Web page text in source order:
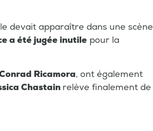
devait apparaître dans une scène
a été jugée inutile pour la
Ricamora, ont également
Chastain relève finalement de